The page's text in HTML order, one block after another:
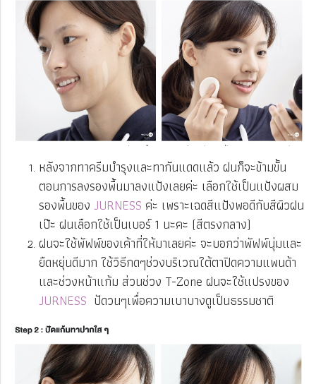
หลังจากทาครีมบำรุงและทากันแดดแล้ว ฝนก็จะข้ามขั้น
ตอนการลงรองพื้นมาลงแป้งเลยค่ะ เลือกใช้เป็นแป้งผสม
รองพื้นของ JURNESS ค่ะ เพราะเฉดสีแป้งพอดีกับสีผิวฝน
เป๊ะ ฝนเลือกใช้เป็นเบอร์ 1 นะคะ (สีตรงกลาง)
ฝนจะใช้พัฟพ์ของเค้าที่ให้มาเลยค่ะ จะบอกว่าพัฟพ์นุ่มและ
ยืดหยุ่นดีมาก ใช้วิธีกดๆช่วงบริเวณใต้ตาปิดความแพนด้า
และช่วงหน้าแก้ม ส่วนช่วง T-Zone ฝนจะใช้แปรงของ
JURNESS ปัดวนๆเพื่อความเบาบางดูเป็นธรรมชาติ